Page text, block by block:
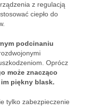
z regulacją
ciepło do
podcinaniu
Oprócz
może znacząco
piękny blask.
tylko zabezpieczenie